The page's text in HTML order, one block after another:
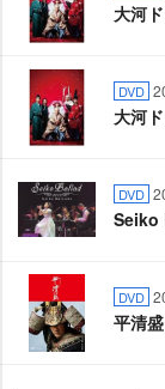
大河
DVD
大河
DVD
Seiko
DVD
平清